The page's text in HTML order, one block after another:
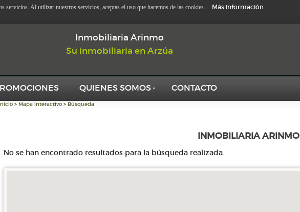
Inmobiliaria Arinmo
Su inmobiliaria en Arzúa
QUIENES SOMOS CONTACTO
> Mapa interactivo > Búsqueda
INMOBILIARIA ARINMO
No se han encontrado resultados para la búsqueda realizada.
servicios. Al utilizar nuestros servicios, aceptas el uso que hacemos de las cookies. Más información